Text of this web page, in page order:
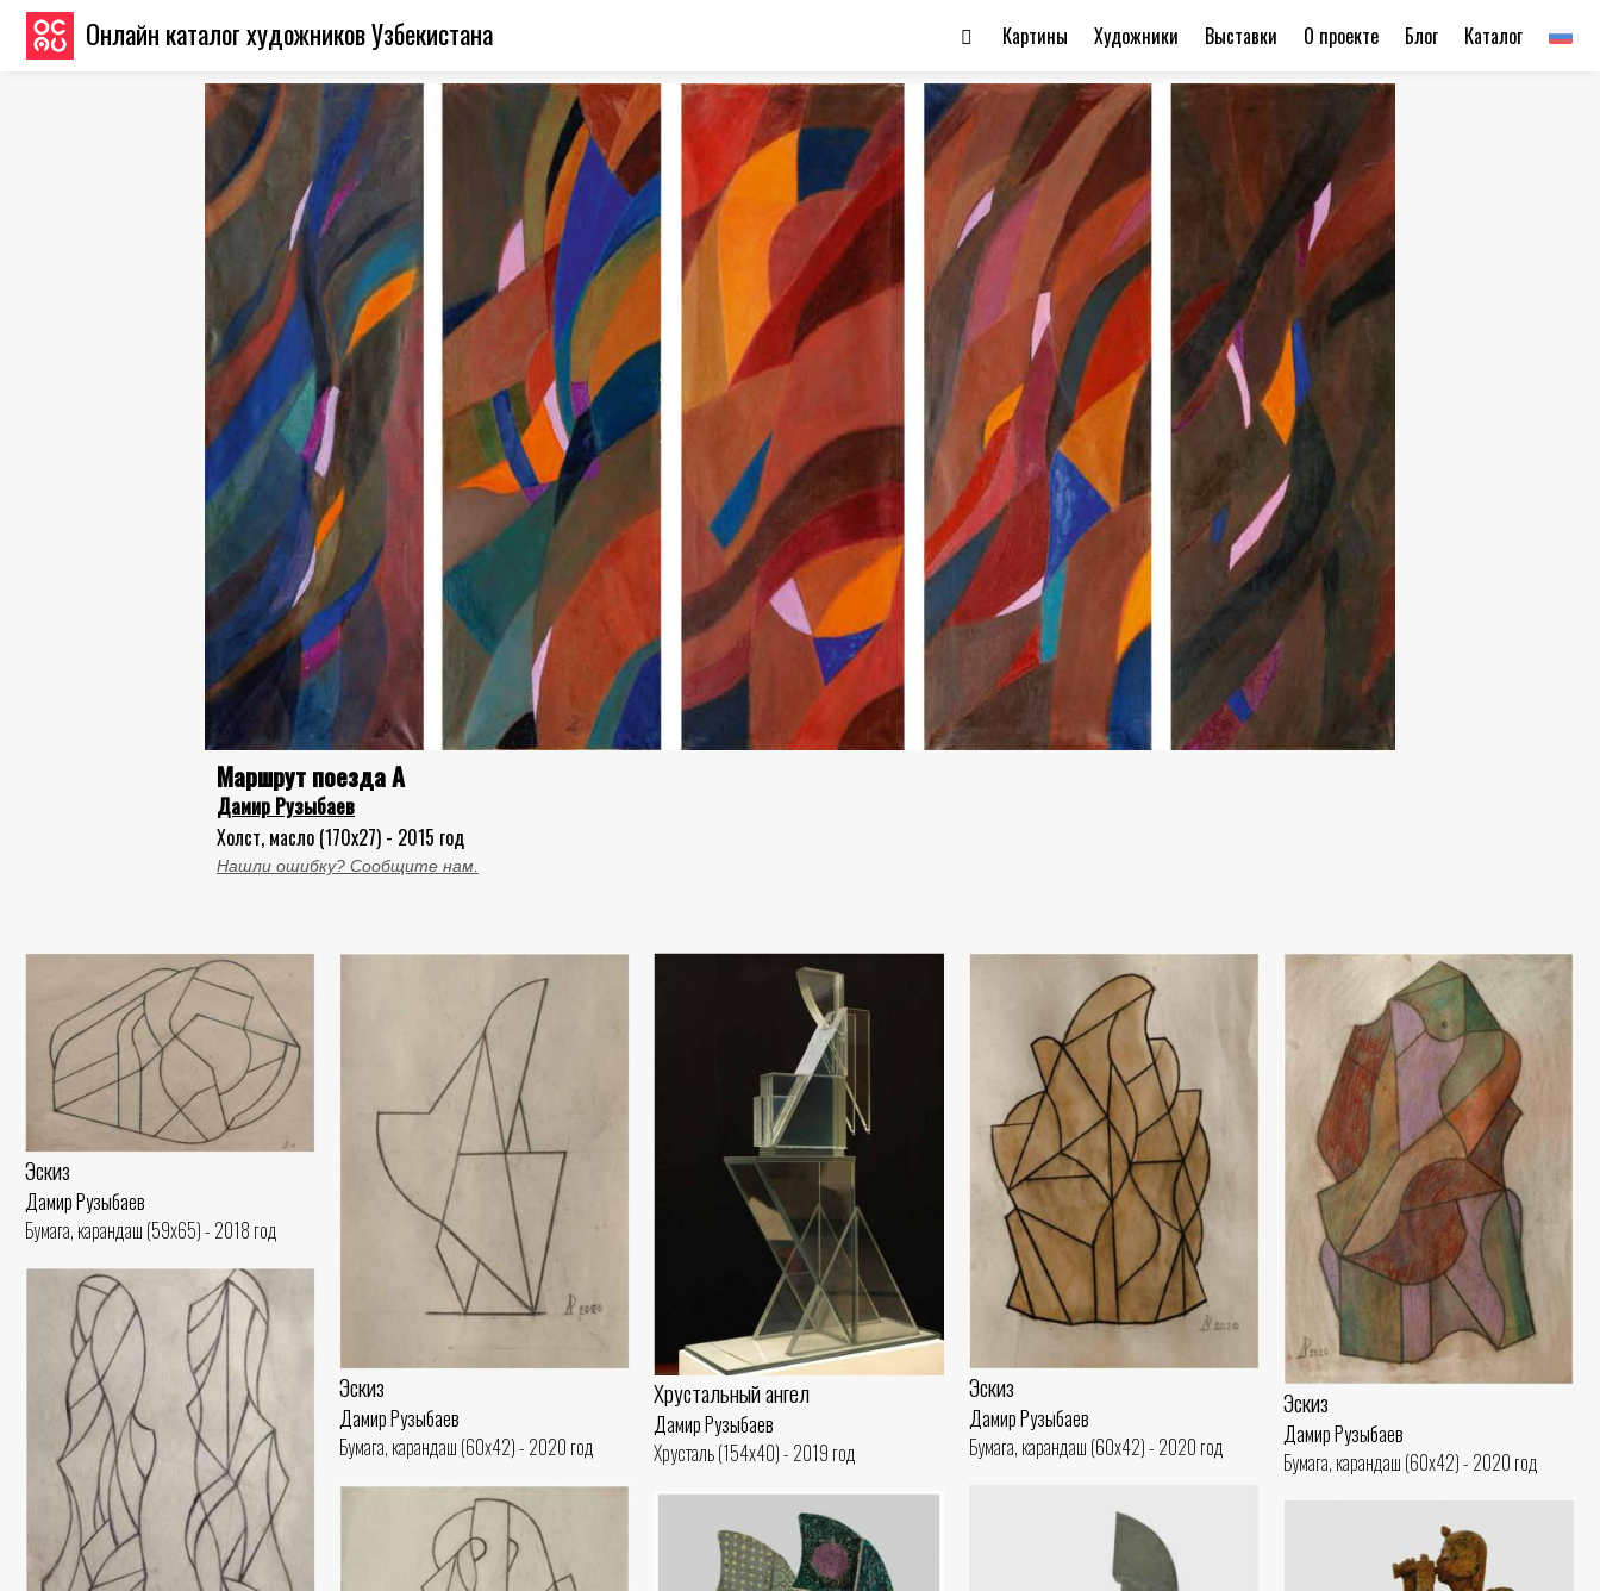
Онлайн каталог художников Узбекистана Каталог
Блог
О проекте
Выставки
Художники
Картины
Маршрут поезда А
Дамир Рузыбаев
Холст, масло (170x27) - 2015 год
Нашли ошибку? Сообщите нам.
Эскиз
Дамир Рузыбаев
Бумага, карандаш (59x65) - 2018 год
Эскиз
Дамир Рузыбаев
Бумага, карандаш (60x42) - 2020 год
Хрустальный ангел
Дамир Рузыбаев
Хрусталь (154x40) - 2019 год
Эскиз
Дамир Рузыбаев
Бумага, карандаш (60x42) - 2020 год
Эскиз
Дамир Рузыбаев
Бумага, карандаш (60x42) - 2020 год